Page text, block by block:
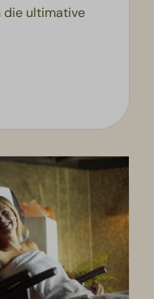
die ultimative